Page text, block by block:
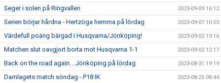
Seger i solen på Ringvallen 2023-09-09 16:12
Serien börjar hårdna - Hertzöga hemma på lördag 2023-09-07 10:53
Värdefull poäng bärgad i Husqvarna/Jönköping! 2023-09-02 19:16
Matchen slut oavgjort borta mot Husqvarna 1-1 2023-09-02 12:17
Back on the road again... Jönköping på lördag 2023-08-31 19:19
Damlagets match söndag - P18 IK 2023-08-25 08:44